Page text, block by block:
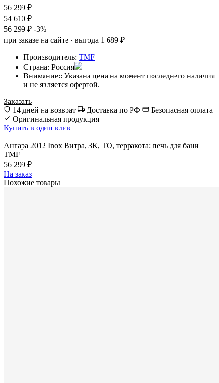
56 299 ₽
54 610 ₽
56 299 ₽ -3%
при заказе на сайте · выгода 1 689 ₽
Производитель: TMF
Страна: Россия
Внимание:: Указана цена на момент последнего наличия
и не является офертой.
Заказать
14 дней на возврат
Доставка по РФ
Безопасная оплата
Оригинальная продукция
Купить в один клик
Ангара 2012 Inox Витра, ЗК, ТО, терракота: печь для бани
TMF
56 299 ₽
На заказ
Похожие товары